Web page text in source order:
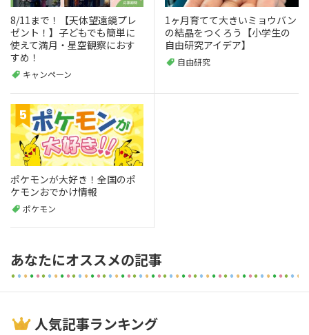
8/11まで！【天体望遠鏡プレ
ゼント！】子どもでも簡単に
使えて満月・星空観察におす
すめ！
キャンペーン
1ヶ月育てて大きいミョウバン
の結晶をつくろう【小学生の
自由研究アイデア】
自由研究
ポケモンが大好き！全国のポ
ケモンおでかけ情報
ポケモン
あなたにオススメの記事
人気記事ランキング